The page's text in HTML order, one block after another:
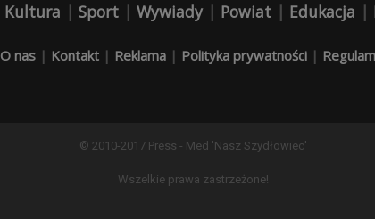
Kultura | Sport | Wywiady| Powiat | Edukacja |
O nas | Kontakt | Reklama | Polityka prywatności |
© 2010-2017 Press - Med 'Nasz Szydłowiec'
Wszelkie prawa zastrzeżone!